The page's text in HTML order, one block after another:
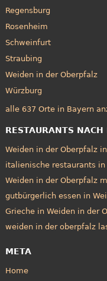
Regensburg
Rosenheim
Schweinfurt
Straubing
Weiden in der Oberpfalz
Würzburg
alle 637 Orte in Bayern
RESTAURANTS
Weiden in der Oberpfalz
italienische restaurants
Weiden in der Oberpfalz
gutbürgerlich essen in
Grieche in Weiden in der
weiden in der oberpfalz
META
Home